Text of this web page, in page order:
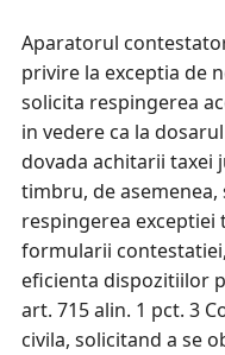
Aparatorul
privire la exceptia de
solicita respingerea
in vedere ca la
dovada achitarii taxei
timbru, de asemenea,
respingerea exceptiei
formularii
eficienta dispozitiilor
art. 715 alin. 1 pct. 3
civila, solicitand a se